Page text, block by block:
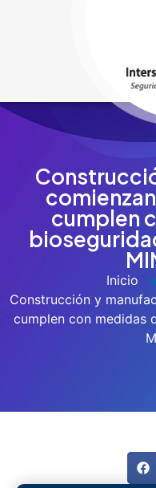
cumplen
Inicio
Construcción y
cumplen con medidas